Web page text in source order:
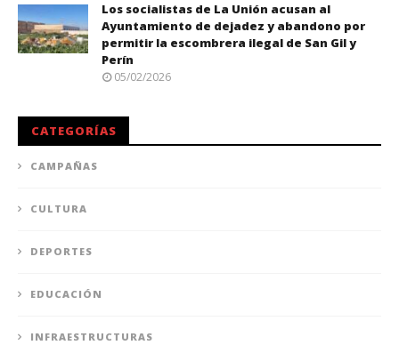
Los socialistas de La Unión acusan al
Ayuntamiento de dejadez y abandono por
permitir la escombrera ilegal de San Gil y
Perín
05/02/2026
CATEGORÍAS
CAMPAÑAS
CULTURA
DEPORTES
EDUCACIÓN
INFRAESTRUCTURAS